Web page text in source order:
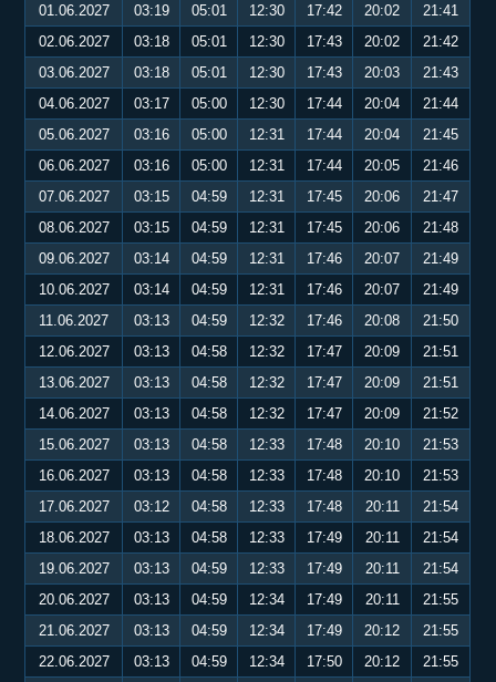
01.06.2027
03:19 05:01 12:30 17:42 20:02
21:41
02.06.2027
03:18 05:01 12:30 17:43 20:02
21:42
03.06.2027
03:18 05:01 12:30 17:43 20:03
21:43
04.06.2027
03:17 05:00 12:30 17:44 20:04
21:44
05.06.2027
03:16 05:00 12:31 17:44 20:04
21:45
06.06.2027
03:16 05:00 12:31 17:44 20:05
21:46
07.06.2027
03:15 04:59 12:31 17:45 20:06
21:47
08.06.2027
03:15 04:59 12:31 17:45 20:06
21:48
09.06.2027
03:14 04:59 12:31 17:46 20:07
21:49
10.06.2027
03:14 04:59 12:31 17:46 20:07
21:49
11.06.2027
03:13 04:59 12:32 17:46 20:08
21:50
12.06.2027
03:13 04:58 12:32 17:47 20:09
21:51
13.06.2027
03:13 04:58 12:32 17:47 20:09
21:51
14.06.2027
03:13 04:58 12:32 17:47 20:09
21:52
15.06.2027
03:13 04:58 12:33 17:48 20:10
21:53
16.06.2027
03:13 04:58 12:33 17:48 20:10
21:53
17.06.2027
03:12 04:58 12:33 17:48 20:11
21:54
18.06.2027
03:13 04:58 12:33 17:49 20:11
21:54
19.06.2027
03:13 04:59 12:33 17:49 20:11
21:54
20.06.2027
03:13 04:59 12:34 17:49 20:11
21:55
21.06.2027
03:13 04:59 12:34 17:49 20:12
21:55
22.06.2027
03:13 04:59 12:34 17:50 20:12
21:55